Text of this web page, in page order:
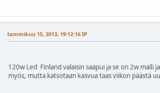
tammikuu 15, 2013, 19:12:16 IP
120w Led Finland valaisin saapui ja se on 2w
myös, mutta katsotaan kasvua taas viikon päästä